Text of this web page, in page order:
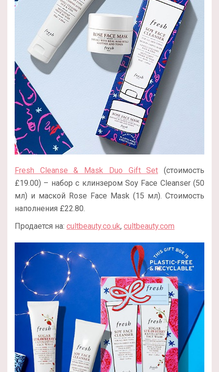
Fresh Cleanse & Mask Duo Gift Set (стоимость
£19.00) – набор с клинзером Soy Face Cleanser (50
мл) и маской Rose Face Mask (15 мл). Стоимость
наполнения £22.80.
Продается на: cultbeauty.co.uk, cultbeauty.com